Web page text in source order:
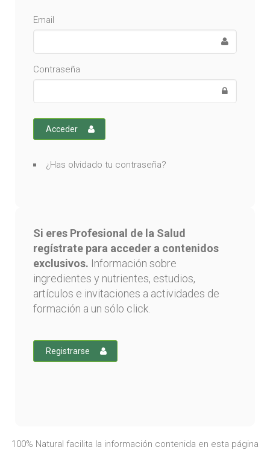
Email
Contraseña
Acceder
¿Has olvidado tu contraseña?
Si eres Profesional de la Salud
regístrate para acceder a contenidos
exclusivos. Información sobre
ingredientes y nutrientes, estudios,
artículos e invitaciones a actividades de
formación a un sólo click.
Registrarse
100% Natural facilita la información contenida en esta página